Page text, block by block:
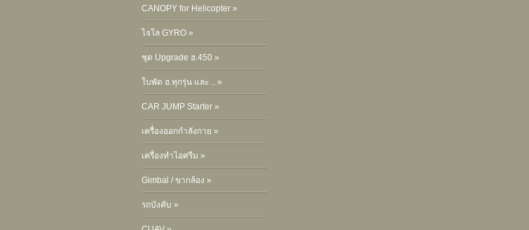
CANOPY for Helicopter »
ไจโล GYRO »
ชุด Upgrade ฮ.450 »
ใบพัด ฮ.ทุกรุ่น และ .. »
CAR JUMP Starter »
เครื่องออกกำลังกาย »
เครื่องทำไอศรีม »
Gimbal / ขากล้อง »
รถบังคับ »